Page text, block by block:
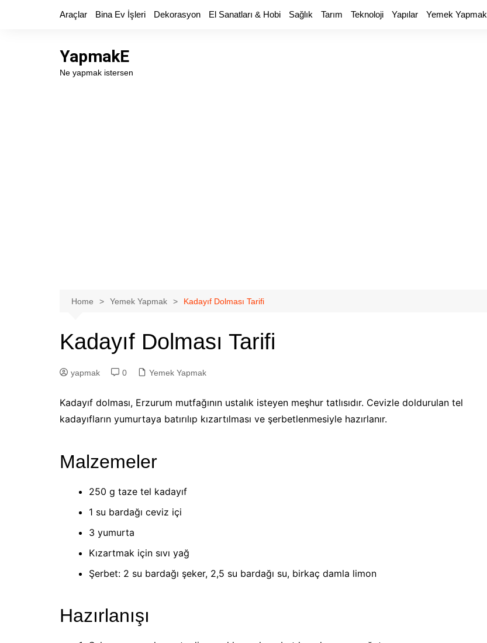
Araçlar Bina Ev İşleri Dekorasyon El Sanatları & Hobi Sağlık Tarım Teknoloji Yapılar Yemek Yapmak
YapmakE
Ne yapmak istersen
Home Yemek Yapmak Kadayıf Dolması Tarifi
Kadayıf Dolması Tarifi
yapmak 0 Yemek Yapmak
Kadayıf dolması, Erzurum mutfağının ustalık isteyen meşhur tatlısıdır. Cevizle doldurulan tel
kadayıfların yumurtaya batırılıp kızartılması ve şerbetlenmesiyle hazırlanır.
Malzemeler
250 g taze tel kadayıf
1 su bardağı ceviz içi
3 yumurta
Kızartmak için sıvı yağ
Şerbet: 2 su bardağı şeker, 2,5 su bardağı su, birkaç damla limon
Hazırlanışı